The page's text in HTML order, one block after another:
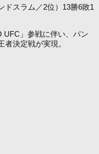
ドスラム／2位）13勝6敗1
」参戦に伴い、パン
決定戦が実現。